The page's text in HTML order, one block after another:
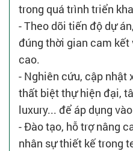
trong quá trình triển
- Theo dõi tiến độ dự
đúng thời gian cam
cao.
- Nghiên cứu, cập nhật
thất biệt thự hiện đại,
luxury... để áp dụng
- Đào tạo, hỗ trợ nâng
nhân sự thiết kế trong